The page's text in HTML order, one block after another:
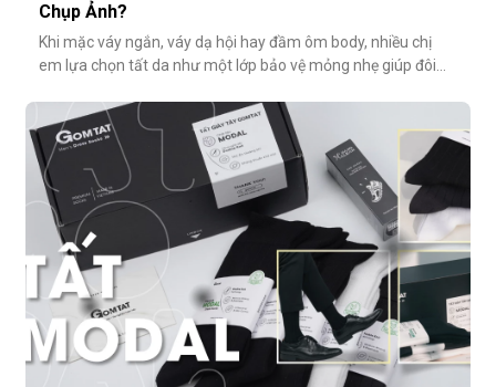
Chụp Ảnh?
Khi mặc váy ngắn, váy dạ hội hay đầm ôm body, nhiều chị
em lựa chọn tất da như một lớp bảo vệ mỏng nhẹ giúp đôi
Tuy nhiên, không ít người gặp phải tình huống dở khóc dở
cười: đôi chân phản chiếu ánh sáng trắng loá trong ảnh, lộ rõ
lớp tất khiến